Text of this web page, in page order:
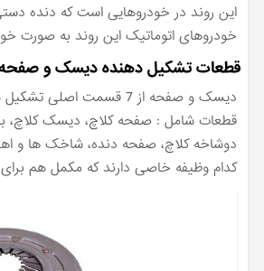
این روند در خودروهایی است که دنده
خودروهای اتوماتیک این روند به صورت
قطعات تشکیل دهنده دیسک و
دیسک و صفحه از 7 قسمت
قطعات شامل : صفحه کلاچ، دیسک کلاچ،
دوشاخه کلاچ، صفحه دنده، شاخک ها و
کدام وظیفه خاصی دارند که مکمل هم